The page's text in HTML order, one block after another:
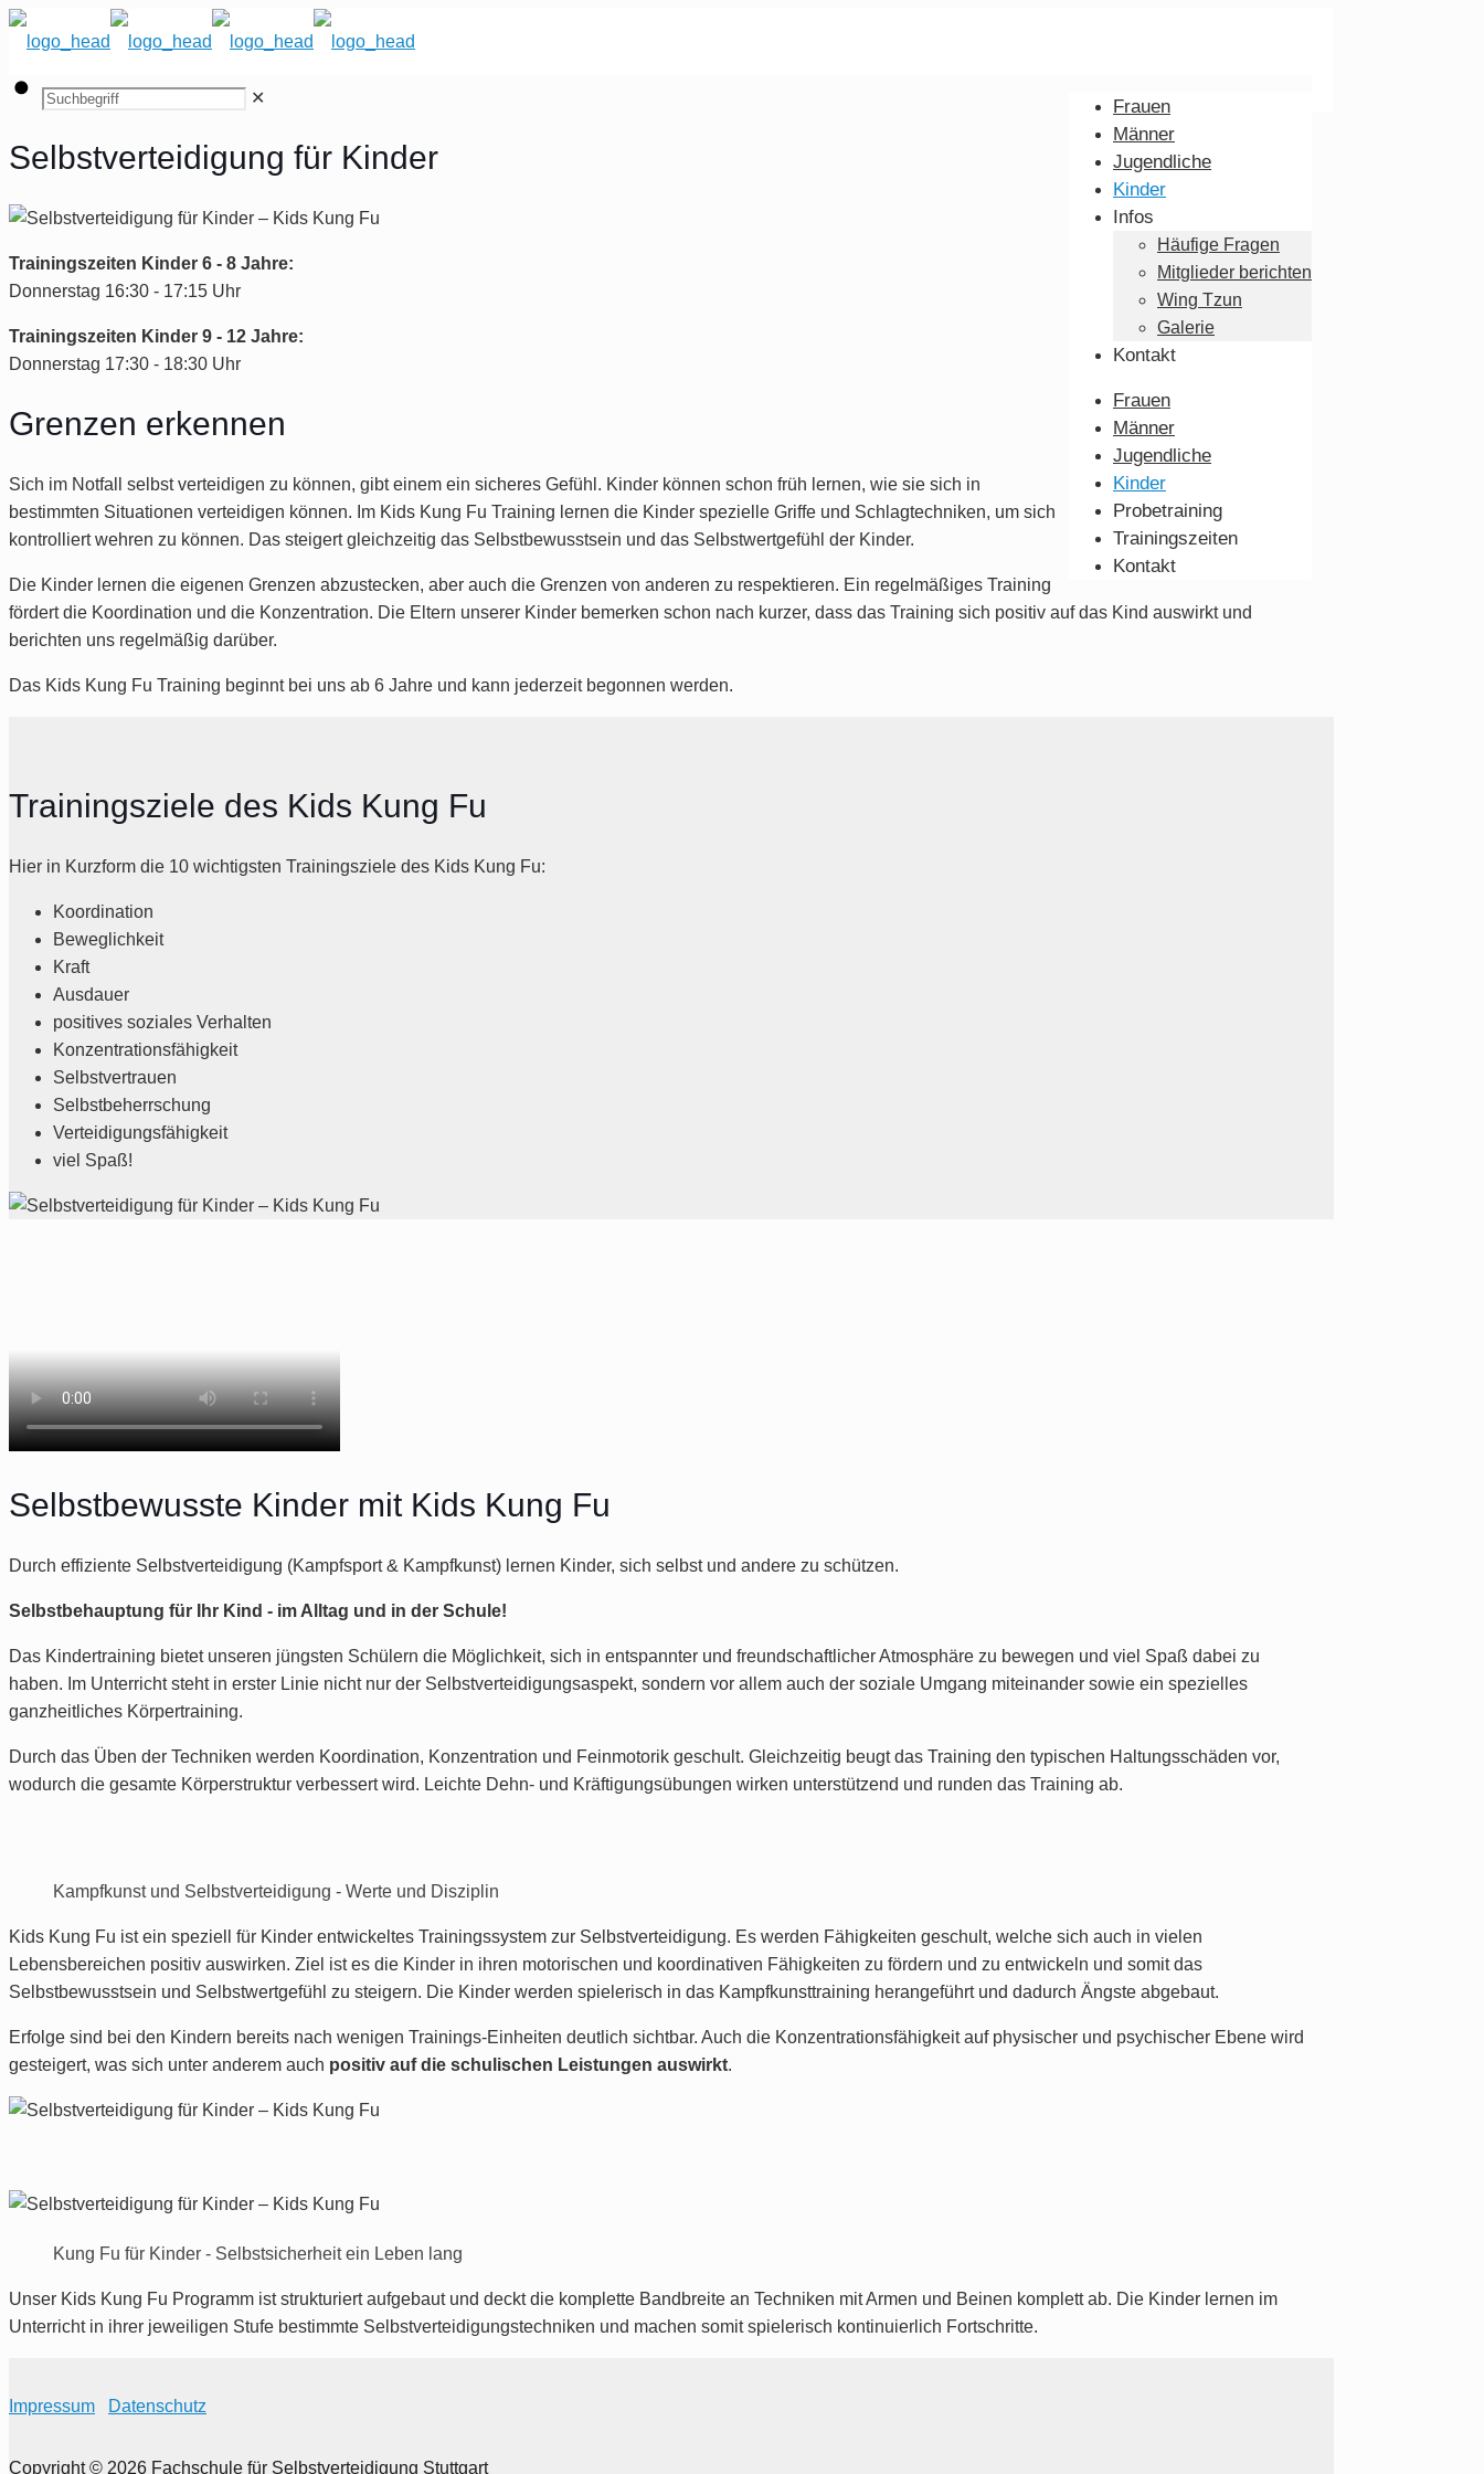
Frauen
Männer
Jugendliche
Kinder
Infos
Häufige Fragen
Mitglieder berichten
Wing Tzun
Galerie
Kontakt
Frauen
Männer
Jugendliche
Kinder
Probetraining
Trainingszeiten
Kontakt
✕
Selbstverteidigung für Kinder
Trainingszeiten Kinder 6 - 8 Jahre:
Donnerstag 16:30 - 17:15 Uhr
Trainingszeiten Kinder 9 - 12 Jahre:
Donnerstag 17:30 - 18:30 Uhr
Grenzen erkennen
Sich im Notfall selbst verteidigen zu können, gibt einem ein sicheres Gefühl. Kinder können schon früh lernen, wie sie sich in
bestimmten Situationen verteidigen können. Im Kids Kung Fu Training lernen die Kinder spezielle Griffe und Schlagtechniken, um sich
kontrolliert wehren zu können. Das steigert gleichzeitig das Selbstbewusstsein und das Selbstwertgefühl der Kinder.
Die Kinder lernen die eigenen Grenzen abzustecken, aber auch die Grenzen von anderen zu respektieren. Ein regelmäßiges Training
fördert die Koordination und die Konzentration. Die Eltern unserer Kinder bemerken schon nach kurzer, dass das Training sich positiv auf das Kind auswirkt und
berichten uns regelmäßig darüber.
Das Kids Kung Fu Training beginnt bei uns ab 6 Jahre und kann jederzeit begonnen werden.
Trainingsziele des Kids Kung Fu
Hier in Kurzform die 10 wichtigsten Trainingsziele des Kids Kung Fu:
Koordination
Beweglichkeit
Kraft
Ausdauer
positives soziales Verhalten
Konzentrationsfähigkeit
Selbstvertrauen
Selbstbeherrschung
Verteidigungsfähigkeit
viel Spaß!
Selbstbewusste Kinder mit Kids Kung Fu
Durch effiziente Selbstverteidigung (Kampfsport & Kampfkunst) lernen Kinder, sich selbst und andere zu schützen.
Selbstbehauptung für Ihr Kind - im Alltag und in der Schule!
Das Kindertraining bietet unseren jüngsten Schülern die Möglichkeit, sich in entspannter und freundschaftlicher Atmosphäre zu bewegen und viel Spaß dabei zu
haben. Im Unterricht steht in erster Linie nicht nur der Selbstverteidigungsaspekt, sondern vor allem auch der soziale Umgang miteinander sowie ein spezielles
ganzheitliches Körpertraining.
Durch das Üben der Techniken werden Koordination, Konzentration und Feinmotorik geschult. Gleichzeitig beugt das Training den typischen Haltungsschäden vor,
wodurch die gesamte Körperstruktur verbessert wird. Leichte Dehn- und Kräftigungsübungen wirken unterstützend und runden das Training ab.
Kampfkunst und Selbstverteidigung - Werte und Disziplin
Kids Kung Fu ist ein speziell für Kinder entwickeltes Trainingssystem zur Selbstverteidigung. Es werden Fähigkeiten geschult, welche sich auch in vielen
Lebensbereichen positiv auswirken. Ziel ist es die Kinder in ihren motorischen und koordinativen Fähigkeiten zu fördern und zu entwickeln und somit das
Selbstbewusstsein und Selbstwertgefühl zu steigern. Die Kinder werden spielerisch in das Kampfkunsttraining herangeführt und dadurch Ängste abgebaut.
Erfolge sind bei den Kindern bereits nach wenigen Trainings-Einheiten deutlich sichtbar. Auch die Konzentrationsfähigkeit auf physischer und psychischer Ebene wird
gesteigert, was sich unter anderem auch positiv auf die schulischen Leistungen auswirkt.
Kung Fu für Kinder - Selbstsicherheit ein Leben lang
Unser Kids Kung Fu Programm ist strukturiert aufgebaut und deckt die komplette Bandbreite an Techniken mit Armen und Beinen komplett ab. Die Kinder lernen im
Unterricht in ihrer jeweiligen Stufe bestimmte Selbstverteidigungstechniken und machen somit spielerisch kontinuierlich Fortschritte.
Impressum Datenschutz
Copyright © 2026 Fachschule für Selbstverteidigung Stuttgart